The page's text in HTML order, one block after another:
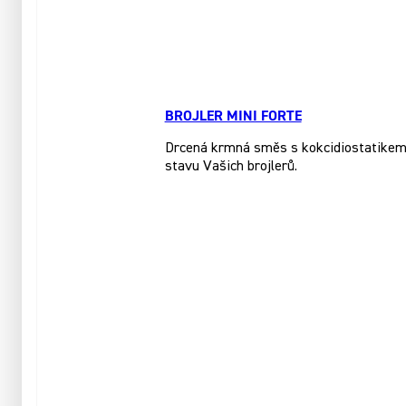
BROJLER MINI FORTE
Drcená krmná směs s
stavu Vašich brojlerů.